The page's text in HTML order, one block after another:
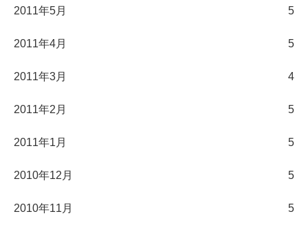
2011年5月 5
2011年4月 5
2011年3月 4
2011年2月 5
2011年1月 5
2010年12月 5
2010年11月 5